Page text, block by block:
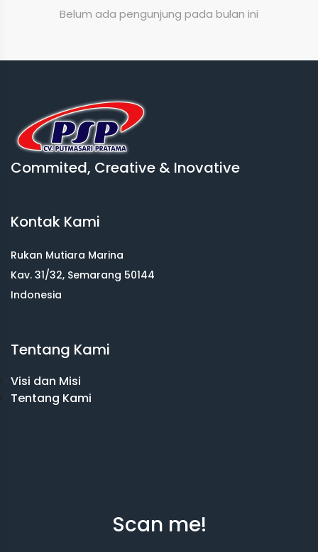
Belum ada pengunjung pada bulan ini
Commited, Creative & Inovative
Kontak Kami
Rukan Mutiara Marina
Kav. 31/32, Semarang 50144
Indonesia
Tentang Kami
Visi dan Misi
Tentang Kami
Scan me!